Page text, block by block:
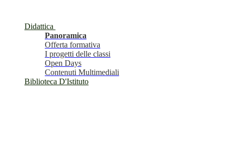
Didattica
Panoramica
Offerta formativa
I progetti delle classi
Open Days
Contenuti Multimediali
Biblioteca D'Istituto